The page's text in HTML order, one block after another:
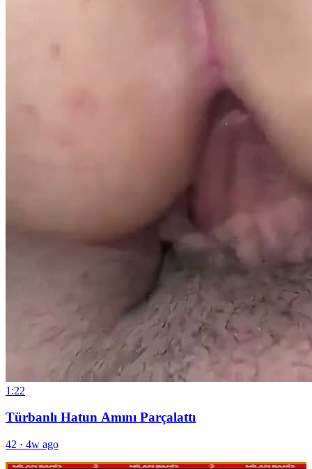
1:22
Türbanlı Hatun Amını Parçalattı
42 · 4w ago